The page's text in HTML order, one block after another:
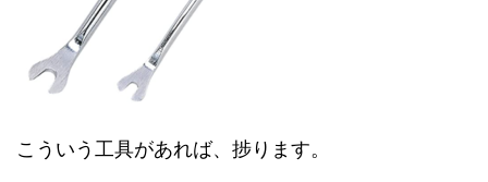
こういう工具があれば、捗ります。